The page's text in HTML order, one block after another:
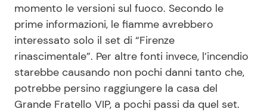
Salute
Viaggi e Turismo
Festività
Ricette Facili e Veloci
Ricette Feste
Ricette per Bambini
momento le versioni sul fuoco. Secondo le
prime informazioni, le fiamme avrebbero
interessato solo il set di “Firenze
rinascimentale”. Per altre fonti invece, l’incendio
starebbe causando non pochi danni tanto che,
potrebbe persino raggiungere la casa del
Grande Fratello VIP, a pochi passi da quel set.